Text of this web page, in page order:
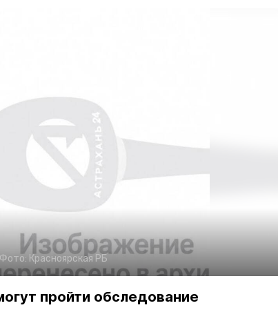
Фото: Красноярская РБ
пройти обследование